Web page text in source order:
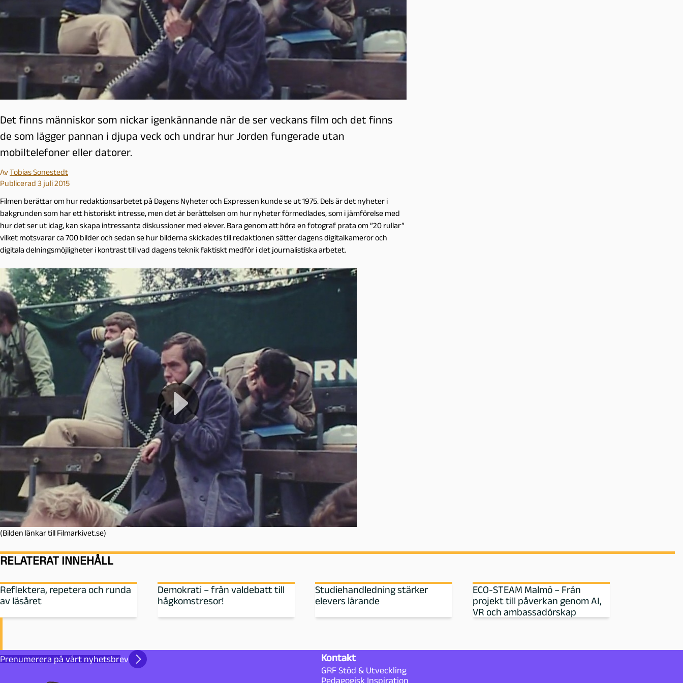
m
Det finns människor som nickar igenkännande när de ser veckans film och det finns
de som lägger pannan i djupa veck och undrar hur Jorden fungerade utan
mobiltelefoner eller datorer.
AvTobias Sonestedt
Publicerad 3 juli 2015
Filmen berättar om hur redaktionsarbetet på Dagens Nyheter och Expressen kunde se ut 1975. Dels är det nyheter i
bakgrunden som har ett historiskt intresse, men det är berättelsen om hur nyheter förmedlades, som i jämförelse med
hur det ser ut idag, kan skapa intressanta diskussioner med elever. Bara genom att höra en fotograf prata om ”20 rullar”
vilket motsvarar ca 700 bilder och sedan se hur bilderna skickades till redaktionen sätter dagens digitalkameror och
digitala delningsmöjligheter i kontrast till vad dagens teknik faktiskt medför i det journalistiska arbetet.
(Bilden länkar till Filmarkivet.se)
RELATERAT INNEHÅLL
Reflektera, repetera och runda
av läsåret
Demokrati – från valdebatt till
hågkomstresor!
Studiehandledning stärker
elevers lärande
ECO-STEAM Malmö – Från
projekt till påverkan genom AI,
VR och ambassadörskap
Prenumerera på vårt nyhetsbrev Kontakt
GRF Stöd & Utveckling
Pedagogisk Inspiration